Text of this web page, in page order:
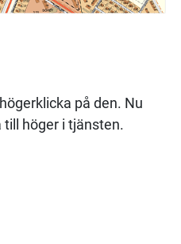
på den. Nu
höger i tjänsten.